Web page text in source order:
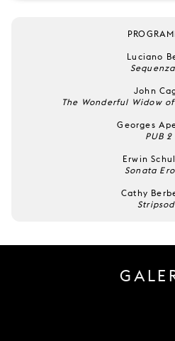
Luciano
John
The Wonderful Widow
Georges
PUB 2
Erwin
Sonata
Cathy